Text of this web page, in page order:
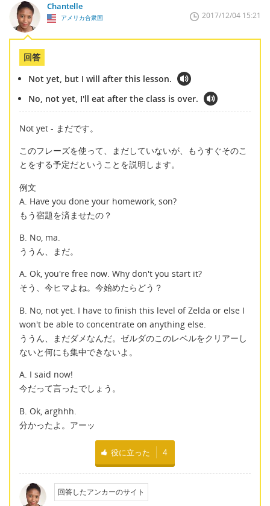
Chantelle
アメリカ合衆国 2017/12/04 15:21
回答
Not yet, but I will after this lesson.
No, not yet, I'll eat after the class is over.
Not yet - まだです。
このフレーズを使って、まだしていないが、もうすぐそのこ
とをする予定だということを説明します。
例文
A. Have you done your homework, son?
もう宿題を済ませたの？
B. No, ma.
ううん、まだ。
A. Ok, you're free now. Why don't you start it?
そう、今ヒマよね。今始めたらどう？
B. No, not yet. I have to finish this level of Zelda or else I
won't be able to concentrate on anything else.
ううん、まだダメなんだ。ゼルダのこのレベルをクリアーし
ないと何にも集中できないよ。
A. I said now!
今だって言ったでしょう。
B. Ok, arghhh.
分かったよ。アーッ
役に立った 4
回答したアンカーのサイト